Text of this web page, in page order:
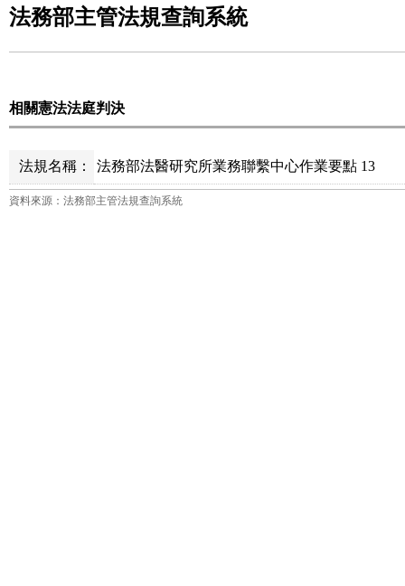
法務部主管法規查詢系統
相關憲法法庭判決
法規名稱： 法務部法醫研究所業務聯繫中心作業要點 13
資料來源：法務部主管法規查詢系統